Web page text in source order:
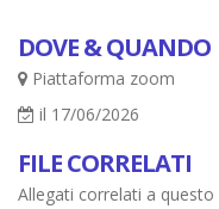
DOVE & QUANDO
Piattaforma zoom
il 17/06/2026
FILE CORRELATI
Allegati correlati a